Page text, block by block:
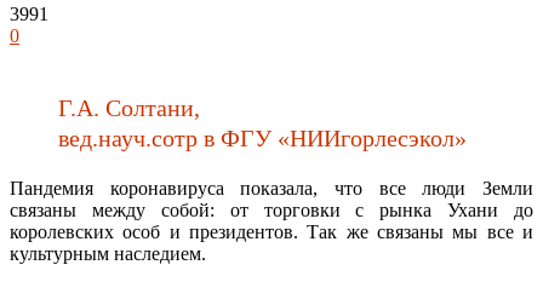
3991
0
Г.А. Солтани,
вед.науч.сотр в ФГУ «НИИгорлесэкол»
Пандемия коронавируса показала, что все люди Земли
связаны между собой: от торговки с рынка Ухани до
королевских особ и президентов. Так же связаны мы все и
культурным наследием.